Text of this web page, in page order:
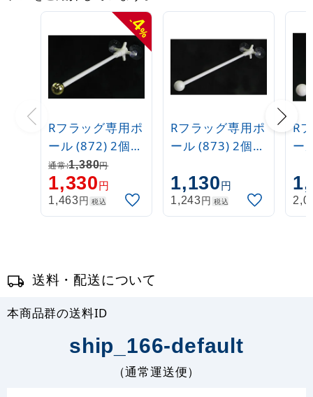
-
4
%
Rフラッグ専用ポ
ール (872) 2個吸
盤式 丸パイプ
26cm金
通常:1,380円
1,330円
1,463円 税込
Rフラッグ専用ポ
ール (873) 2個吸
26cm白
1,130円
1,243円 税込
R
ー
送料・配送について
本商品群の送料ID
ship_166-default
（通常運送便）